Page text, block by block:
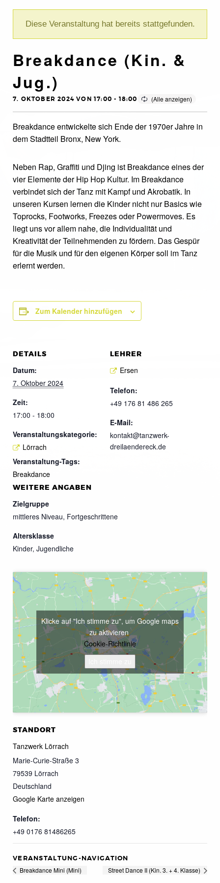
Diese Veranstaltung hat bereits stattgefunden.
Breakdance (Kin. &
Jug.)
7. OKTOBER 2024 VON 17:00 - 18:00
Breakdance entwickelte sich Ende der 1970er Jahre in
dem Stadtteil Bronx, New York.
Neben Rap, Graffiti und Djing ist Breakdance eines der
vier Elemente der Hip Hop Kultur. Im Breakdance
verbindet sich der Tanz mit Kampf und Akrobatik. In
unseren Kursen lernen die Kinder nicht nur Basics wie
Toprocks, Footworks, Freezes oder Powermoves. Es
liegt uns vor allem nahe, die Individualität und
Kreativität der Teilnehmenden zu fördern. Das Gespür
für die Musik und für den eigenen Körper soll im Tanz
erlernt werden.
Zum Kalender hinzufügen
DETAILS
Datum:
7. Oktober 2024
Zeit:
17:00 - 18:00
Veranstaltungskategorie:
Lörrach
Veranstaltung-Tags:
Breakdance
LEHRER
Ersen
Telefon:
+49 176 81 486 265
E-Mail:
kontakt@tanzwerk-
dreilaendereck.de
WEITERE ANGABEN
Zielgruppe
mittleres Niveau, Fortgeschrittene
Altersklasse
Kinder, Jugendliche
STANDORT
Tanzwerk Lörrach
Marie-Curie-Straße 3
79539 Lörrach
Deutschland
Google Karte anzeigen
Telefon:
+49 0176 81486265
Klicke auf "Ich stimme zu", um Google maps
zu aktivieren
Cookie-Richtlinie
VERANSTALTUNG-NAVIGATION
Breakdance Mini (Mini) Street Dance II (Kin. 3. + 4. Klasse)